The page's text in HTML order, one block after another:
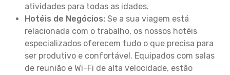
atividades para todas as idades.
Hotéis de Negócios: Se a sua viagem está
relacionada com o trabalho, os nossos hotéis
especializados oferecem tudo o que precisa para
ser produtivo e confortável. Equipados com salas
de reunião e Wi-Fi de alta velocidade, estão